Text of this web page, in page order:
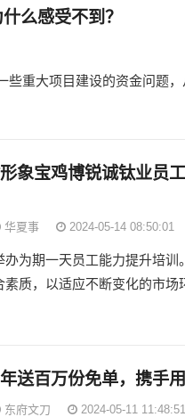
么感受不到？
重大项目建设的资金问题
象宝鸡博锐诚钛业员
华夏事 2024-05-14 08:50:01
办为期一天员工能力提升培训
素质，以适应不断变化的市场
送百万份免单，携手
东府文刀 2024-05-11 11:48:51